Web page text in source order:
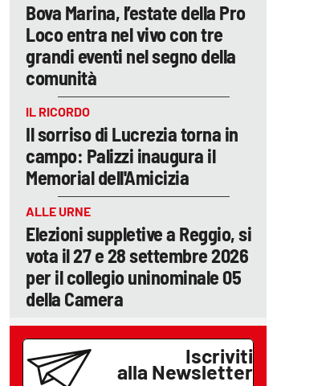
Bova Marina, l’estate della Pro
Loco entra nel vivo con tre
grandi eventi nel segno della
comunità
IL RICORDO
Il sorriso di Lucrezia torna in
campo: Palizzi inaugura il
Memorial dell'Amicizia
ALLE URNE
Elezioni suppletive a Reggio, si
vota il 27 e 28 settembre 2026
per il collegio uninominale 05
della Camera
Iscriviti
alla Newsletter